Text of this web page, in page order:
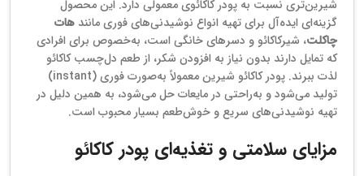
شیرین‌تری نسبت به پودر کاکائوی معمولی دارد. این محصول
گزینه‌ای ایده‌آل برای تهیه انواع نوشیدنی‌های فوری مانند هات
چاکلت، شیرکاکائو و دسرهای خانگی است، به‌خصوص برای افرادی
که تمایل دارند بدون نیاز به افزودن شکر، از طعم دل‌چسب کاکائو
لذت ببرند. پودر کاکائو شیرین معمولاً به‌صورت فوری (instant)
تولید می‌شود و به‌راحتی در مایعات حل می‌شود، به همین دلیل در
تهیه نوشیدنی‌های سریع و خوش‌طعم بسیار محبوب است.
مزایای سلامتی و تغذیه‌ای پودر کاکائو